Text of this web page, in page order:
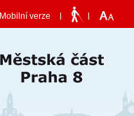
Mobilní verze